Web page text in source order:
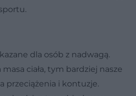
dla osób z nadwagą.
ciała, tym bardziej nasze
przeciążenia i kontuzje.